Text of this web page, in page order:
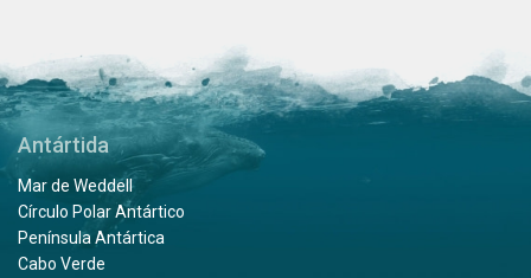
Antártida
Mar de Weddell
Círculo Polar Antártico
Península Antártica
Cabo Verde